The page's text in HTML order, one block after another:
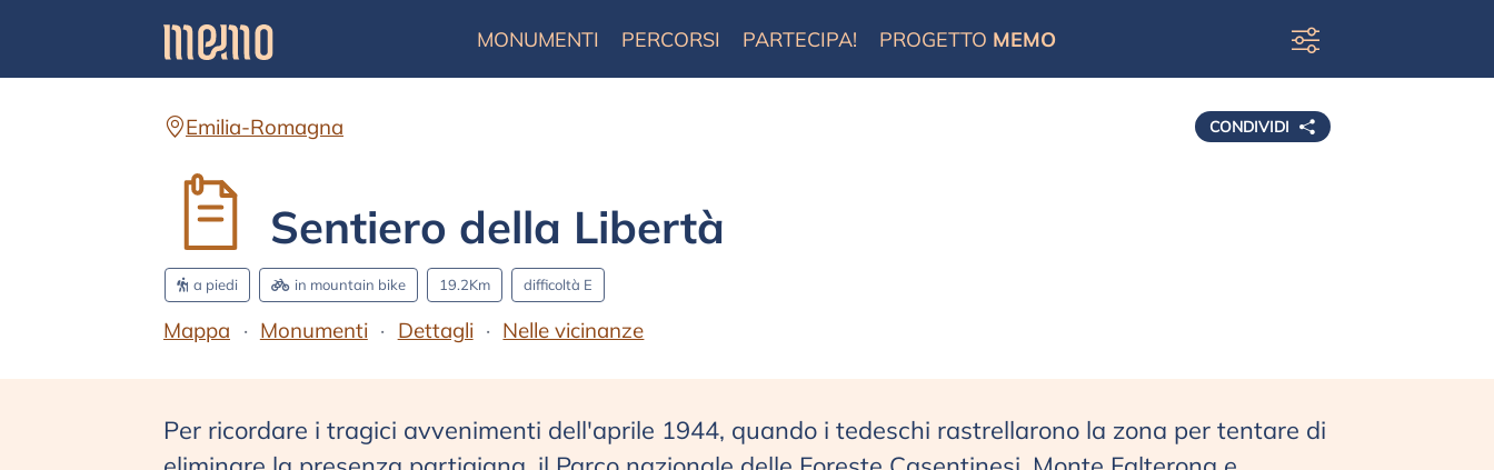
MONUMENTI PERCORSI PARTECIPA! PROGETTO MEMO
CONDIVIDI
Emilia-Romagna
Sentiero della Libertà
a piedi in mountain bike 19.2Km difficoltà E
Mappa Monumenti Dettagli Nelle vicinanze
Per ricordare i tragici avvenimenti dell'aprile 1944, quando i tedeschi rastrellarono la zona per tentare di